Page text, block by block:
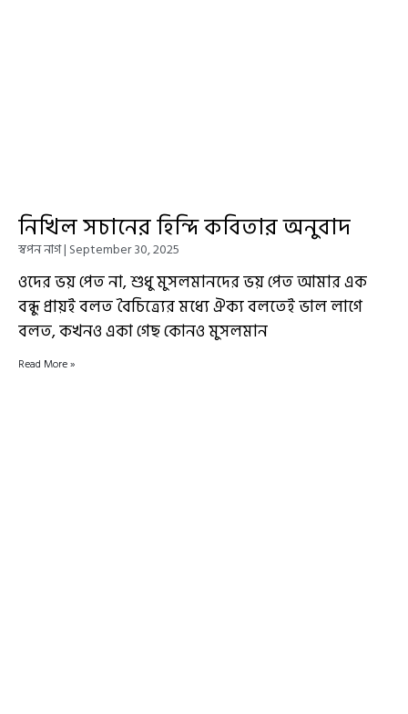
নিখিল সচানের হিন্দি কবিতার অনুবাদ
স্বপন নাগ September 30, 2025
ওদের ভয় পেত না, শুধু মুসলমানদের ভয় পেত আমার এক
বন্ধু প্রায়ই বলত বৈচিত্র্যের মধ্যে ঐক্য বলতেই ভাল লাগে
বলত, কখনও একা গেছ কোনও মুসলমান
Read More »